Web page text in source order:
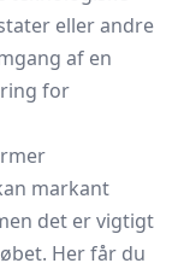
eller andre
af en
for
markant
det er vigtigt
Her får du